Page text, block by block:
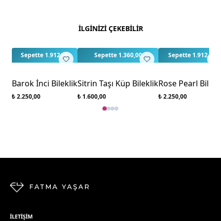
Bu ürün için henüz değerlendirme yapılmamış.
İLGİNİZİ ÇEKEBİLİR
Sepette 1.912,50
Barok İnci Bileklik
₺ 2.250,00
Sepette 1.360,00
Sitrin Taşı Küp Bileklik
₺ 1.600,00
Sepette 1.912,50
Rose Pearl
₺ 2.250,00
İLETIŞIM